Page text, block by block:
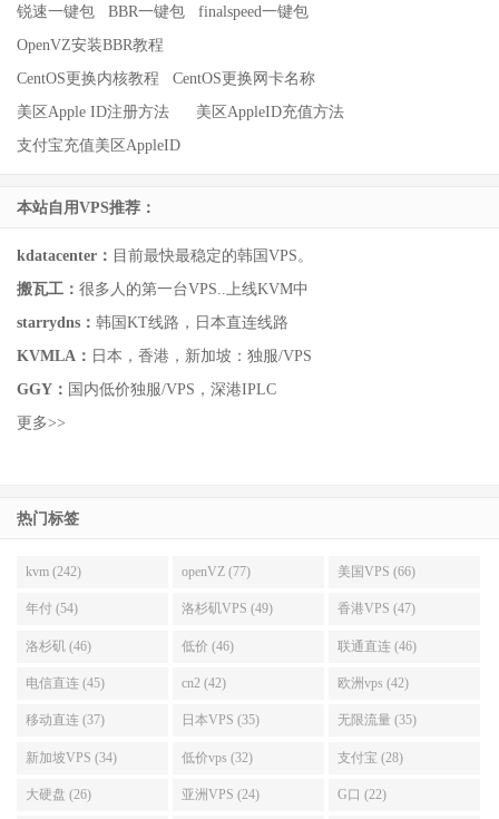
锐速一键包 BBR一键包
finalspeed一键包
OpenVZ安装BBR教程
CentOS更换内核教程
CentOS更换网卡名称
美区Apple ID注册方法
美区AppleID充值方法
支付宝充值美区AppleID
本站自用VPS推荐：
kdatacenter： 目前最快最稳定的韩国VPS。
搬瓦工： 很多人的第一台VPS..上线KVM中
starrydns： 韩国KT线路，日本直连线路
KVMLA： 日本，香港，新加坡：独服/VPS
GGY： 国内低价独服/VPS，深港IPLC
更多>>
热门标签
kvm (242) openVZ (77) 美国VPS (66)
年付 (54) 洛杉矶VPS (49) 香港VPS (47)
洛杉矶 (46) 低价 (46) 联通直连 (46)
电信直连 (45) cn2 (42) 欧洲vps (42)
移动直连 (37) 日本VPS (35) 无限流量 (35)
新加坡VPS (34) 低价vps (32) 支付宝 (28)
大硬盘 (26) 亚洲VPS (24) G口 (22)